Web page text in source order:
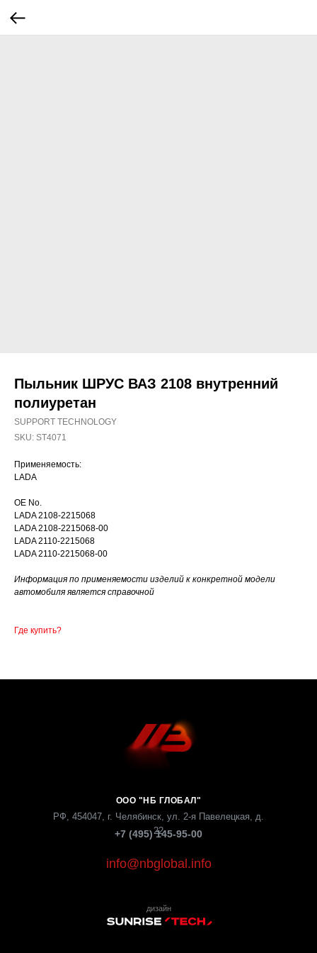
Пыльник ШРУС ВАЗ 2108 внутренний
полиуретан
SUPPORT TECHNOLOGY
SKU: ST4071
Применяемость:
LADA
OE No.
LADA 2108-2215068
LADA 2108-2215068-00
LADA 2110-2215068
LADA 2110-2215068-00
Информация по применяемости изделий к конкретной модели
автомобиля является справочной
Где купить?
дизайн
РФ, 454047, г. Челябинск, ул. 2-я Павелецкая, д.
22
info@nbglobal.info
ООО "НБ ГЛОБАЛ"
+7 (495) 145-95-00